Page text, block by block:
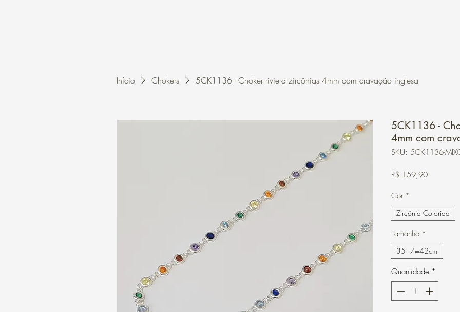
Início Chokers 5CK1136 - Choker riviera zircônias 4mm com cravação inglesa
5CK1136 -
4mm com
SKU: 5CK1136-
R$ 159,90Preço
Cor *
Zircônia Colorida
Tamanho *
35+7=42cm
Quantidade *